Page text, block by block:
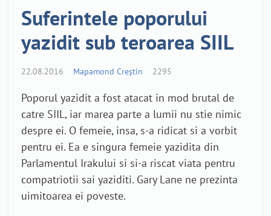
Suferintele poporului
yazidit sub teroarea SIIL
22.08.2016 Mapamond Creștin 2295
Poporul yazidit a fost atacat in mod brutal de
catre SIIL, iar marea parte a lumii nu stie nimic
despre ei. O femeie, insa, s-a ridicat si a vorbit
pentru ei. Ea e singura femeie yazidita din
Parlamentul Irakului si si-a riscat viata pentru
compatriotii sai yaziditi. Gary Lane ne prezinta
uimitoarea ei poveste.